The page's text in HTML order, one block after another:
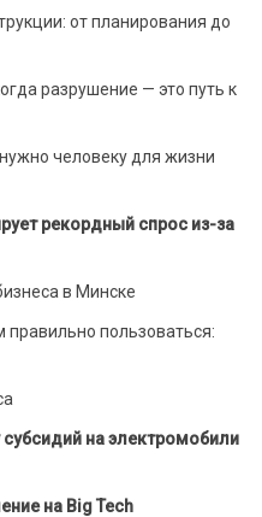
от планирования до
разрушение — это путь к
человеку для жизни
рекордный спрос из-за
в Минске
правильно пользоваться:
на электромобили
на Big Tech